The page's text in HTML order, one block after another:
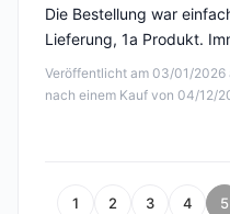
Veröffentlicht am 03/01/2026
nach einem Kauf von 04/12/
Die Bestellung war
Lieferung, 1a Produkt.
1 2 3 4 5